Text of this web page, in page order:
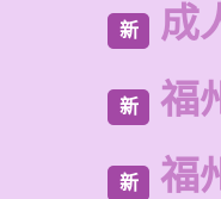
新 成
新 福
新 福